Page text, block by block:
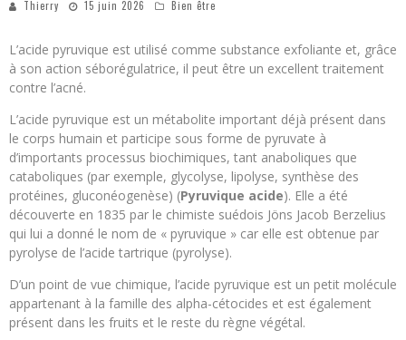
Thierry 15 juin 2026 Bien être
L’acide pyruvique est utilisé comme substance exfoliante et, grâce
à son action séborégulatrice, il peut être un excellent traitement
contre l’acné.
L’acide pyruvique est un métabolite important déjà présent dans
le corps humain et participe sous forme de pyruvate à
d’importants processus biochimiques, tant anaboliques que
cataboliques (par exemple, glycolyse, lipolyse, synthèse des
protéines, gluconéogenèse) (Pyruvique acide). Elle a été
découverte en 1835 par le chimiste suédois Jöns Jacob Berzelius
qui lui a donné le nom de « pyruvique » car elle est obtenue par
pyrolyse de l’acide tartrique (pyrolyse).
D’un point de vue chimique, l’acide pyruvique est un petit molécule
appartenant à la famille des alpha-cétocides et est également
présent dans les fruits et le reste du règne végétal.